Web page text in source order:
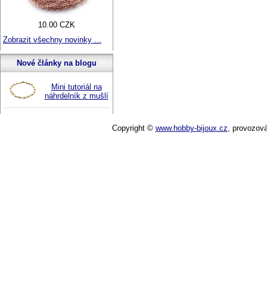
10.00 CZK
Zobrazit všechny novinky ...
Nové články na blogu
Mini tutoriál na
náhrdelník z mušlí
Copyright © www.hobby-bijoux.cz